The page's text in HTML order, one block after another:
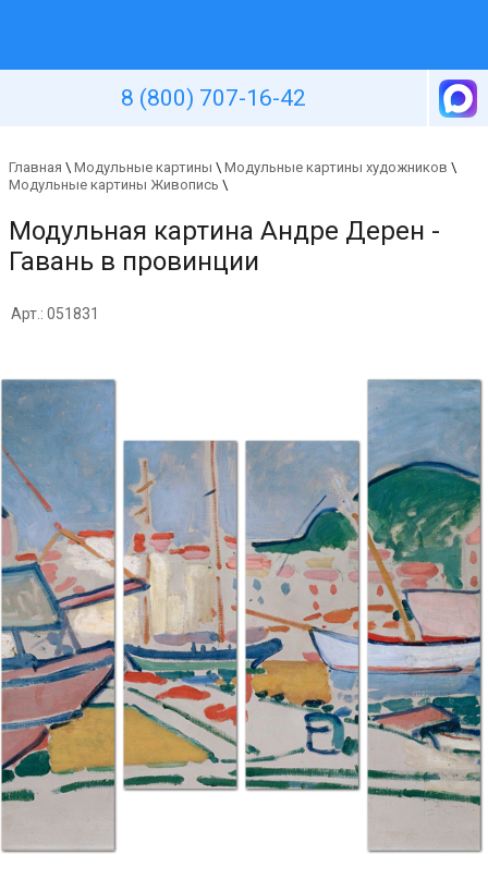
8 (800) 707-16-42
Главная \ Модульные картины \ Модульные картины художников \
Модульные картины Живопись \
Модульная картина Андре Дерен -
Гавань в провинции
Арт.: 051831